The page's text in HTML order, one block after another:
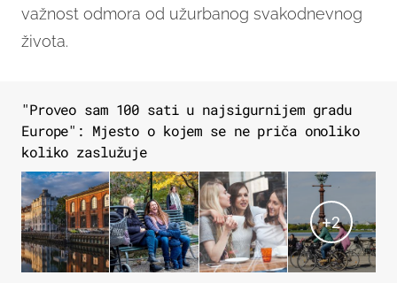
važnost odmora od užurbanog svakodnevnog
života.
"Proveo sam 100 sati u najsigurnijem gradu
Europe": Mjesto o kojem se ne priča onoliko
koliko zaslužuje
+2